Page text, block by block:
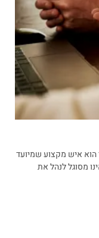
איש מקצוע שמיועד
מסוגל לנהל את